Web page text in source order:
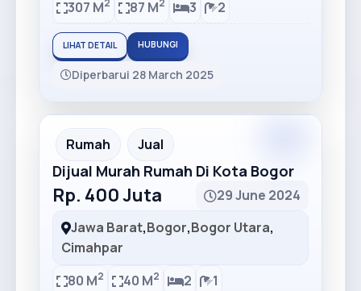
307 M 87 M 3 2
LIHAT DETAIL HUBUNGI
Diperbarui 28 March 2025
Recommended
Rumah Jual
Dijual Murah Rumah Di Kota Bogor
Rp. 400 Juta
29 June 2024
Jawa Barat,Bogor,Bogor Utara,
Cimahpar
80 M2 40 M2 2 1